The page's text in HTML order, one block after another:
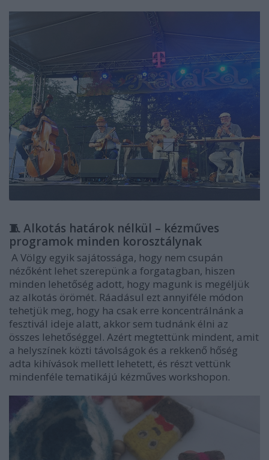
🧵 Alkotás határok nélkül – kézműves
programok minden korosztálynak
A Völgy egyik sajátossága, hogy nem csupán
nézőként lehet szerepünk a forgatagban, hiszen
minden lehetőség adott, hogy magunk is megéljük
az alkotás örömét. Ráadásul ezt annyiféle módon
tehetjük meg, hogy ha csak erre koncentrálnánk a
fesztivál ideje alatt, akkor sem tudnánk élni az
összes lehetőséggel. Azért megtettünk mindent, amit
a helyszínek közti távolságok és a rekkenő hőség
adta kihívások mellett lehetett, és részt vettünk
mindenféle tematikájú kézműves workshopon.